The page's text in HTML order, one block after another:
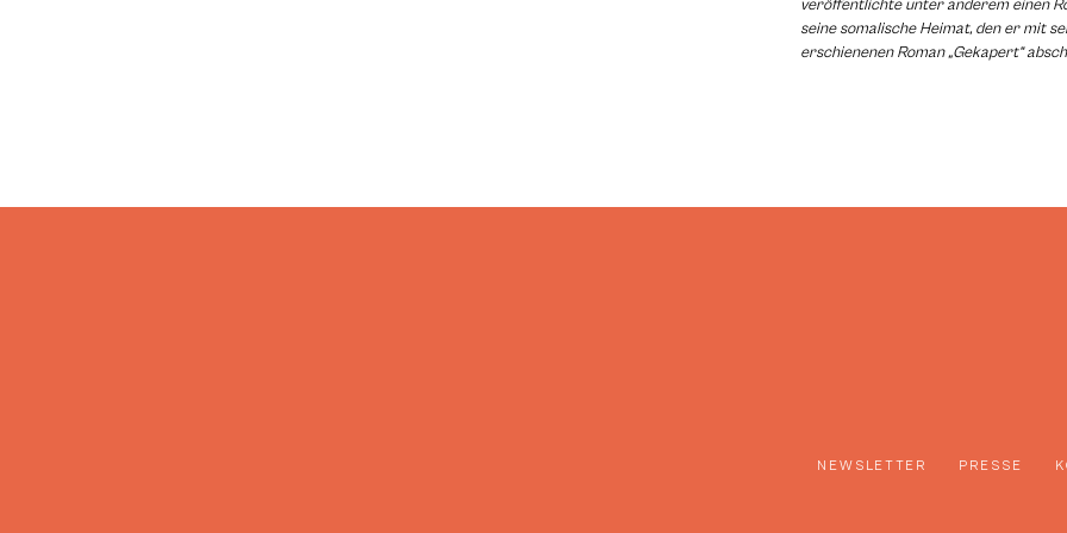
veröffentlichte unter anderem einen
seine somalische Heimat, den er mit
erschienenen Roman „Gekapert“
NEWSLETTER PRESSE